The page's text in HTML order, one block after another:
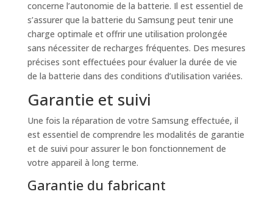
concerne l’autonomie de la batterie. Il est essentiel de
s’assurer que la batterie du Samsung peut tenir une
charge optimale et offrir une utilisation prolongée
sans nécessiter de recharges fréquentes. Des mesures
précises sont effectuées pour évaluer la durée de vie
de la batterie dans des conditions d’utilisation variées.
Garantie et suivi
Une fois la réparation de votre Samsung effectuée, il
est essentiel de comprendre les modalités de garantie
et de suivi pour assurer le bon fonctionnement de
votre appareil à long terme.
Garantie du fabricant